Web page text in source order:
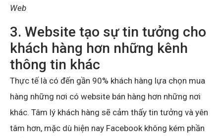
Web
3. Website tạo sự tin tưởng cho
khách hàng hơn những kênh
thông tin khác
Thực tế là có đến gần 90% khách hàng lựa chọn mua
hàng những nơi có website bán hàng hơn những nơi
khác. Tâm lý khách hàng sẽ cảm thấy tin tưởng và yên
tâm hơn, mặc dù hiện nay Facebook không kém phần